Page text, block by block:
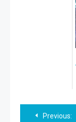
投
Previous: